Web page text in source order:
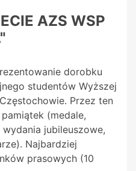
AZS WSP
dorobku
studentów Wyższej
Przez ten
(medale,
jubileuszowe,
Najbardziej
prasowych (10